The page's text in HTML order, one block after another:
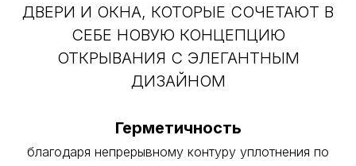
ДВЕРИ И ОКНА, КОТОРЫЕ СОЧЕТАЮТ В
СЕБЕ НОВУЮ КОНЦЕПЦИЮ
ОТКРЫВАНИЯ С ЭЛЕГАНТНЫМ
ДИЗАЙНОМ
Герметичность
благодаря непрерывному контуру уплотнения по